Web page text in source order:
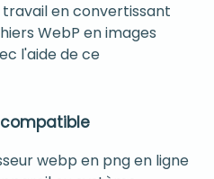
en convertissant
WebP en images
l'aide de ce
webp en png en ligne